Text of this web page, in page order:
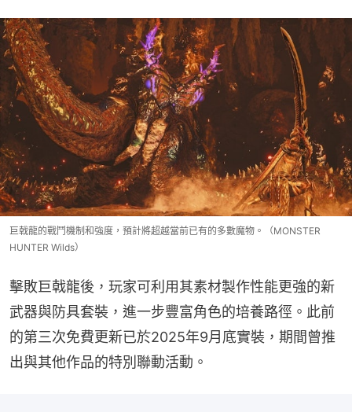
巨戟龍的戰鬥機制和強度，預計將超越當前已有的多數魔物。（MONSTER
HUNTER Wilds）
擊敗巨戟龍後，玩家可利用其素材製作性能更強的新
武器與防具套裝，進一步豐富角色的培養路徑。此前
的第三次免費更新已於2025年9月底實裝，期間曾推
出與其他作品的特別聯動活動。